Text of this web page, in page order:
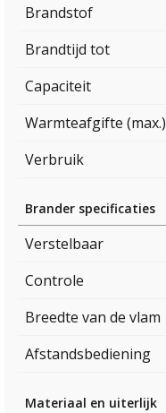
Brandstof
Brandtijd tot
Capaciteit
Warmteafgifte (max.)
Verbruik
Brander specificaties
Verstelbaar
Controle
Breedte van de vlam
Afstandsbediening
Materiaal en uiterlijk